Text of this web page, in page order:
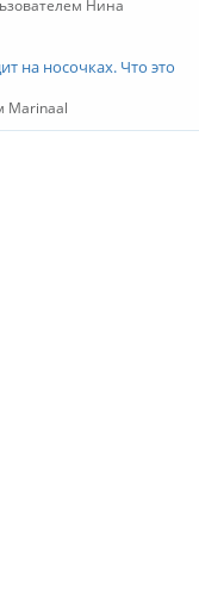
Нина
на носочках. Что это
Marinaal